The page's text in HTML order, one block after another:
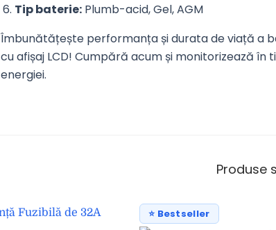
Tip baterie: Plumb-acid, Gel, AGM
Îmbunătățește performanța și durata de viață a
cu afișaj LCD! Cumpără acum și monitorizează
energiei.
Produse
⭐ Bestseller